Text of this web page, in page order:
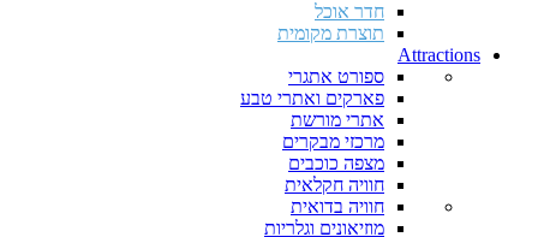
חדר אוכל
תוצרת מקומית
Attractions
ספורט אתגרי
פארקים ואתרי טבע
אתרי מורשת
מרכזי מבקרים
מצפה כוכבים
חוויה חקלאית
חוויה בדואית
מוזיאונים וגלריות